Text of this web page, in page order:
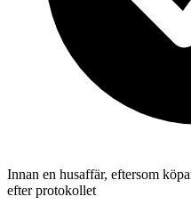
Innan en husaffär, eftersom
efter protokollet